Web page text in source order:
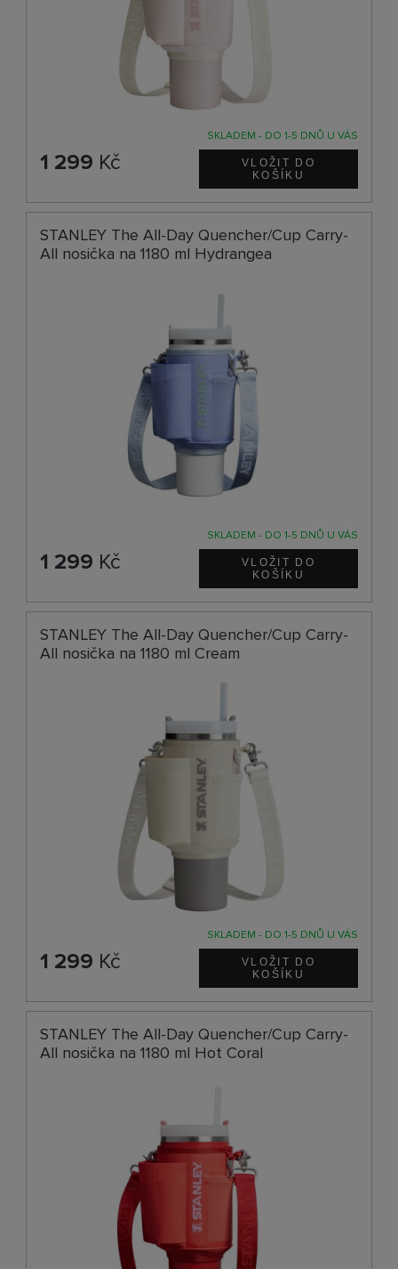
SKLADEM - DO 1-5 DNŮ U VÁS
1 299 Kč
STANLEY The All-Day Quencher/Cup Carry-
All nosička na 1180 ml Hydrangea
SKLADEM - DO 1-5 DNŮ U VÁS
1 299 Kč
STANLEY The All-Day Quencher/Cup Carry-
All nosička na 1180 ml Cream
SKLADEM - DO 1-5 DNŮ U VÁS
1 299 Kč
STANLEY The All-Day Quencher/Cup Carry-
All nosička na 1180 ml Hot Coral